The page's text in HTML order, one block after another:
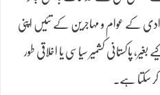
وادی کے عوام و مہاجرین کے تئیں اپنی
پاکستانی کشمیر سیاسی یا اخلاقی طور
سکتا ہے۔